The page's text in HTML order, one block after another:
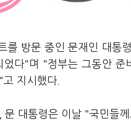
를 방문 중인 문재인 대
다"며 "정부는 그동안
지시했다.
문 대통령은 이날 "국민들